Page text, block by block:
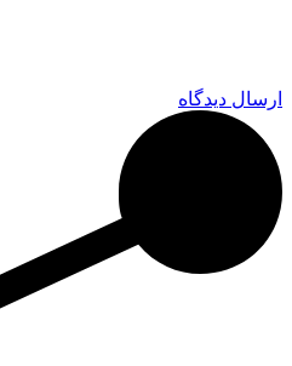
ارسال دیدگاه